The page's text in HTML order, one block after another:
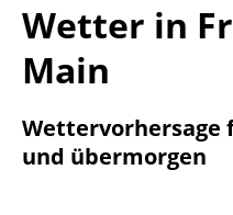
Wetter in
Main
Wettervorhersage
und übermorgen